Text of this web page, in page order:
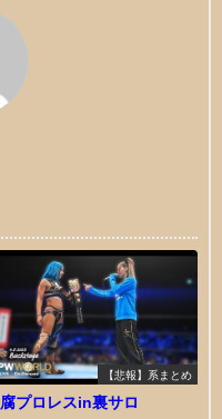
【悲報】系まとめ
プロレスin裏サロ